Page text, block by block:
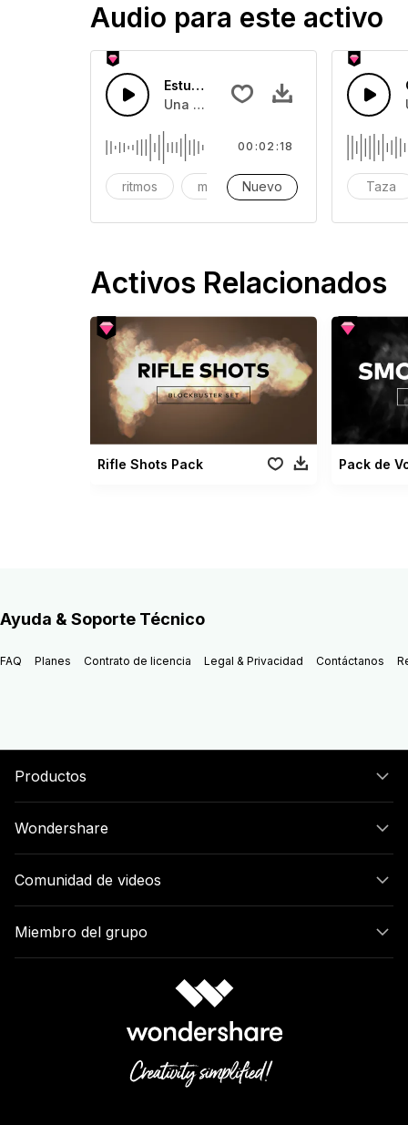
Audio para este activo
Estudio en calma
ritmos música musica
00:02:18
Nuevo Taza
Activos Relacionados
Rifle Shots Pack
Ayuda & Soporte Técnico
FAQ Planes Contrato de licencia Legal & Privacidad Contáctanos
Productos
Wondershare
Comunidad de videos
Miembro del grupo